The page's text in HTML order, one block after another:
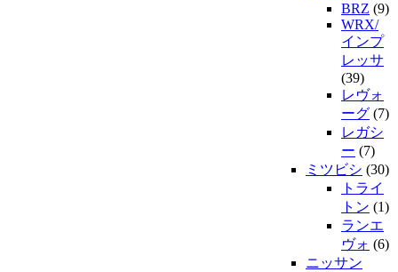
BRZ (9)
WRX/
インプ
レッサ
(39)
レヴォ
ーグ (7)
レガシ
ー (7)
ミツビシ (30)
トライ
トン (1)
ランエ
ヴォ (6)
ニッサン